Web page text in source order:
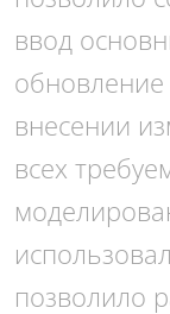
ввод
внесении
всех
позволило